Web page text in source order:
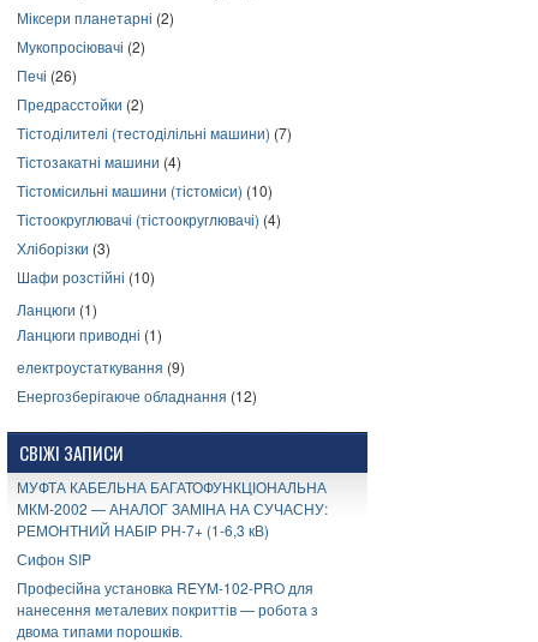
Міксери планетарні (2)
Мукопросіювачі (2)
Печі (26)
Предрасстойки (2)
Тістоділителі (тестоділільні машини) (7)
Тістозакатні машини (4)
Тістомісильні машини (тістоміси) (10)
Тістоокруглювачі (тістоокруглювачі) (4)
Хліборізки (3)
Шафи розстійні (10)
Ланцюги (1)
Ланцюги приводні (1)
електроустаткування (9)
Енергозберігаюче обладнання (12)
СВІЖІ ЗАПИСИ
МУФТА КАБЕЛЬНА БАГАТОФУНКЦІОНАЛЬНА
МКМ-2002 — АНАЛОГ ЗАМІНА НА СУЧАСНУ:
РЕМОНТНИЙ НАБІР РН-7+ (1-6,3 кВ)
Сифон SIP
Професійна установка REYM-102-PRO для
нанесення металевих покриттів — робота з
двома типами порошків.